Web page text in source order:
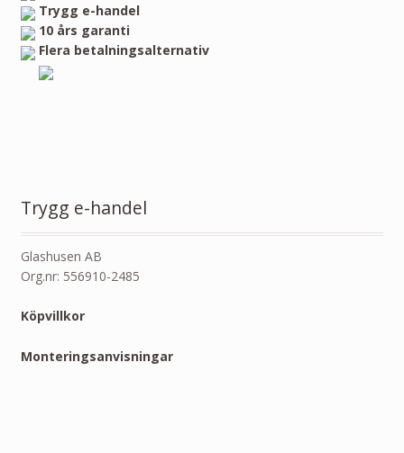
Trygg e-handel
10 års garanti
Flera betalningsalternativ
Trygg e-handel
Glashusen AB
Org.nr: 556910-2485
Köpvillkor
Monteringsanvisningar